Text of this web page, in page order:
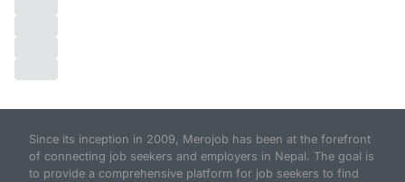
Since its inception in 2009, Merojob has been at the forefront
of connecting job seekers and employers in Nepal. The goal is
to provide a comprehensive platform for job seekers to find